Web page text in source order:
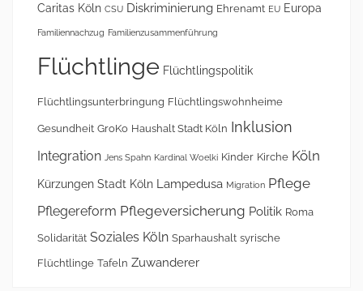
Caritas Köln CSU Diskriminierung Ehrenamt EU Europa
Familiennachzug Familienzusammenführung
Flüchtlinge Flüchtlingspolitik
Flüchtlingsunterbringung Flüchtlingswohnheime
Gesundheit GroKo Haushalt Stadt Köln Inklusion
Integration Jens Spahn Kardinal Woelki Kinder Kirche Köln
Kürzungen Stadt Köln Lampedusa Migration Pflege
Pflegereform Pflegeversicherung Politik Roma
Solidarität Soziales Köln Sparhaushalt syrische
Flüchtlinge Tafeln Zuwanderer